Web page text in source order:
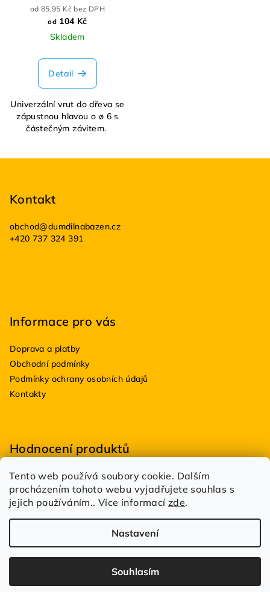
Tento web používá soubory cookie. Dalším
procházením tohoto webu vyjadřujete souhlas s
jejich používáním.. Více informací zde.
Nastavení
Souhlasím
od 85,95 Kč bez DPH
od 104 Kč
Skladem
Detail
Univerzální vrut do dřeva se
zápustnou hlavou o ø 6 s
částečným závitem.
Kontakt
obchod@dumdilnabazen.cz
+420 737 324 391
Informace pro vás
Doprava a platby
Obchodní podmínky
Podmínky ochrany osobních údajů
Kontakty
Hodnocení produktů
BioDRY bakterie do suchých WC 100g
Hodnocení produktu je 5 z 5 hvězdiček.
|
Estetik Profi
Hodnocení produktu je 5 z 5 hvězdiček.
|
Vytvořil Shoptet